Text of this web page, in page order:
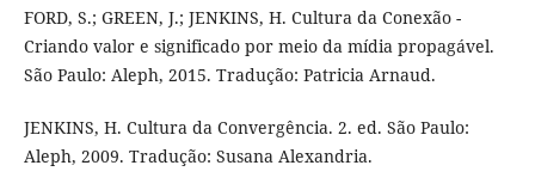
FORD, S.; GREEN, J.; JENKINS, H. Cultura da Conexão -
Criando valor e significado por meio da mídia propagável.
São Paulo: Aleph, 2015. Tradução: Patricia Arnaud.
JENKINS, H. Cultura da Convergência. 2. ed. São Paulo:
Aleph, 2009. Tradução: Susana Alexandria.